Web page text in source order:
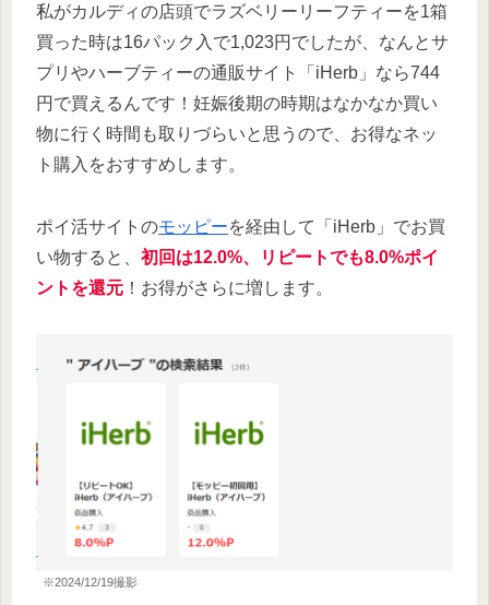
私がカルディの店頭でラズベリーリーフティーを1箱
買った時は16パック入で1,023円でしたが、なんとサ
プリやハーブティーの通販サイト「iHerb」なら744
円で買えるんです！妊娠後期の時期はなかなか買い
物に行く時間も取りづらいと思うので、お得なネッ
ト購入をおすすめします。
ポイ活サイトのモッピーを経由して「iHerb」でお買
い物すると、 初回は12.0%、リピートでも8.0%ポイ
ントを還元 ！お得がさらに増します。
※2024/12/19撮影